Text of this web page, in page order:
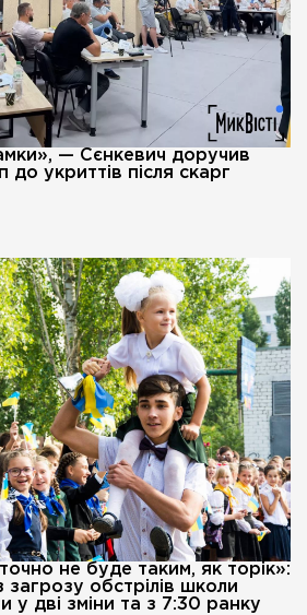
— Сєнкевич доручив
до укриттів після скарг
не буде таким, як торік»:
загрозу обстрілів школи
у дві зміни та з 7:30 ранку